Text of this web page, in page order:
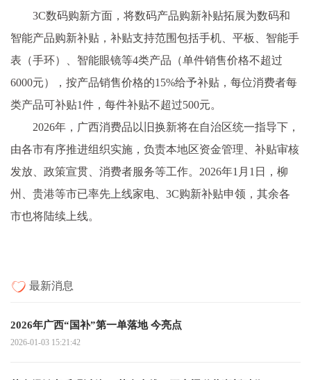
3C数码购新方面，将数码产品购新补贴拓展为数码和
智能产品购新补贴，补贴支持范围包括手机、平板、智能手
表（手环）、智能眼镜等4类产品（单件销售价格不超过
6000元），按产品销售价格的15%给予补贴，每位消费者每
类产品可补贴1件，每件补贴不超过500元。
2026年，广西消费品以旧换新将在自治区统一指导下，
由各市有序推进组织实施，负责本地区资金管理、补贴审核
发放、政策宣贯、消费者服务等工作。2026年1月1日，柳
州、贵港等市已率先上线家电、3C购新补贴申领，其余各
市也将陆续上线。
最新消息
2026年广西“国补”第一单落地 今亮点
2026-01-03 15:21:42